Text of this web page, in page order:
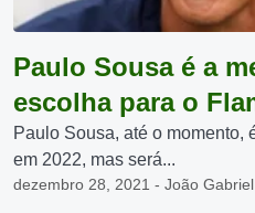
Paulo Sousa é a
escolha para o
Paulo Sousa, até o momento,
em 2022, mas será...
dezembro 28, 2021 - João Gabriel